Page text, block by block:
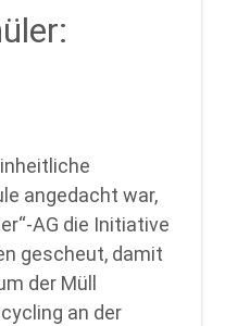
angedacht war,
AG die Initiative
gescheut, damit
der Müll
an der